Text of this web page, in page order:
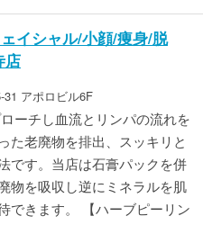
イシャル/小顔/痩身/脱
店
31 アポロビル6F
ーチし血流とリンパの流れを
た老廃物を排出、スッキリと
です。当店は石膏パックを併
物を吸収し逆にミネラルを肌
できます。 【ハーブピーリン